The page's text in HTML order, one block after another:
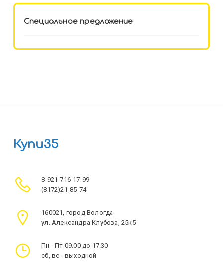
Специальное предложение
Купи35
8-921-716-17-99
(8172)21-85-74
160021, город Вологда
ул. Александра Клубова, 25к5
Пн - Пт 09.00 до 17.30
сб, вс - выходной